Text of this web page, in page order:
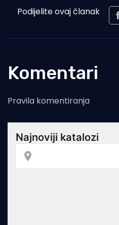
Podijelite ovaj članak
Komentari
Pravila komentiranja